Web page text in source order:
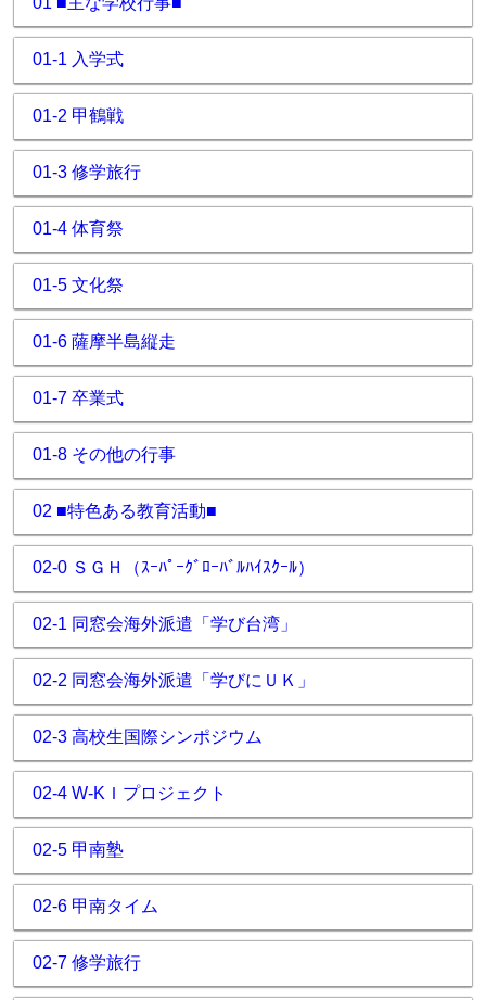
01-1 入学式
01-2 甲鶴戦
01-3 修学旅行
01-4 体育祭
01-5 文化祭
01-6 薩摩半島縦走
01-7 卒業式
01-8 その他の行事
02 ■特色ある教育活動■
02-0 ＳＧＨ（ｽｰﾊﾟｰｸﾞﾛｰﾊﾞﾙﾊｲｽｸｰﾙ）
02-1 同窓会海外派遣「学び台湾」
02-2 同窓会海外派遣「学びにＵＫ」
02-3 高校生国際シンポジウム
02-4 W-KＩプロジェクト
02-5 甲南塾
02-6 甲南タイム
02-7 修学旅行